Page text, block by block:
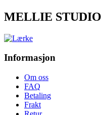
MELLIE STUDIO
Informasjon
Om oss
FAQ
Betaling
Frakt